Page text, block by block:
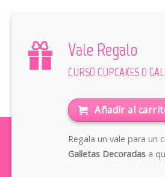
Vale Regalo
CURSO CUPCAKES O
Añadir al
Regala un vale para un
Galletas Decoradasa